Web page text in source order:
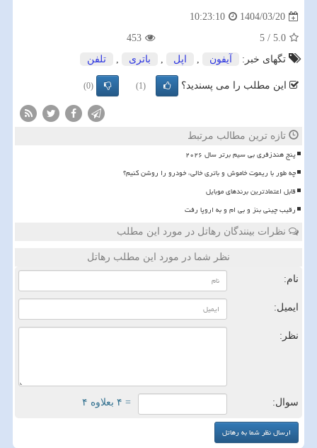
1404/03/20
10:23:10
5.0
/
5
453
تگهای خبر:
آیفون , اپل , باتری , تلفن
این مطلب را می پسندید؟ (1)
(0)
تازه ترین مطالب مرتبط
پنج هندزفری بی سیم برتر سال ۲۰۲۶
چه طور با ریموت خاموش و باتری خالی، خودرو را روشن کنیم؟
قابل اعتمادترین برندهای موبایل
رقیب چینی بنز و بی ام و به اروپا رفت
نظرات بینندگان رهاتل در مورد این مطلب
نظر شما در مورد این مطلب رهاتل
نام:
ایمیل:
نظر:
سوال: = ۴ بعلاوه ۴